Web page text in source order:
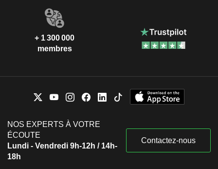
+ 1 300 000
membres
NOS EXPERTS À VOTRE
ÉCOUTE
Lundi - Vendredi 9h-12h / 14h-
18h
Contactez-nous